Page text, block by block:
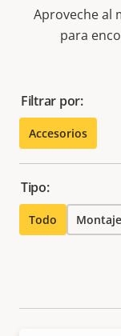
Aproveche al
para
Filtrar por:
Accesorios
Tipo:
Todo